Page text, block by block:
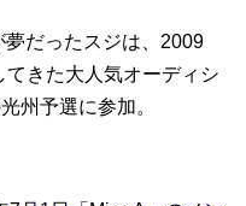
だったスジは、2009
きた大人気オーディシ
州予選に参加。